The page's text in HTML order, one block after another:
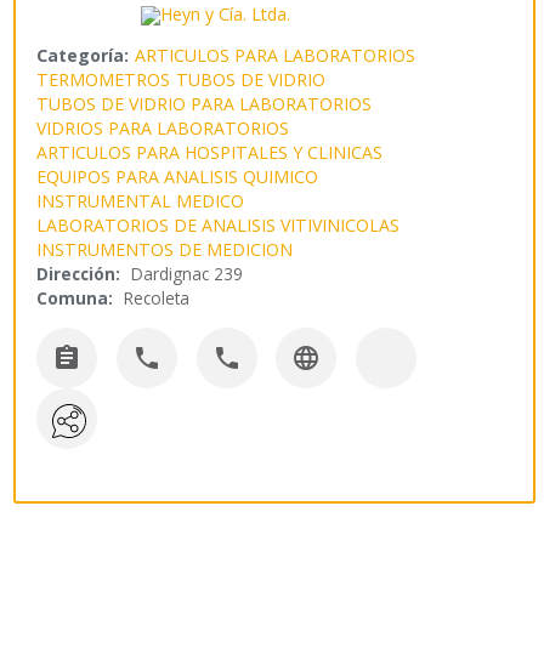
Categoría: ARTICULOS PARA LABORATORIOS
TERMOMETROS TUBOS DE VIDRIO
TUBOS DE VIDRIO PARA LABORATORIOS
VIDRIOS PARA LABORATORIOS
ARTICULOS PARA HOSPITALES Y CLINICAS
EQUIPOS PARA ANALISIS QUIMICO
INSTRUMENTAL MEDICO
LABORATORIOS DE ANALISIS VITIVINICOLAS
INSTRUMENTOS DE MEDICION
Dirección: Dardignac 239
Comuna: Recoleta
   